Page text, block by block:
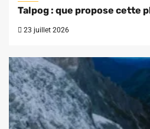
Talpog : que propose cette
23 juillet 2026